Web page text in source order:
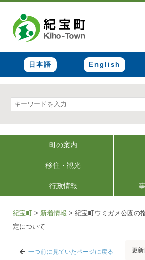
日本語 English
町の案内
移住・観光
行政情報
紀宝町 > 新着情報 > 紀宝町ウミガメ公園の
定について
一つ前に見ていたページに戻る 更